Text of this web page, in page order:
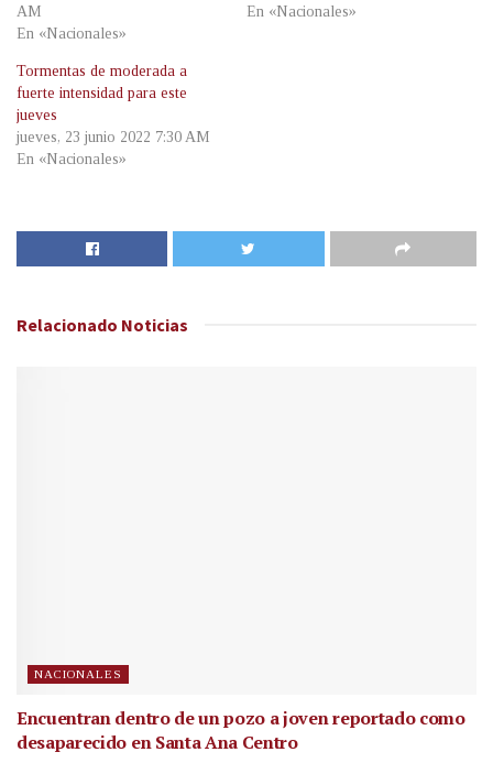
AM
En «Nacionales»
En «Nacionales»
Tormentas de moderada a
fuerte intensidad para este
jueves
jueves, 23 junio 2022 7:30 AM
En «Nacionales»
Relacionado Noticias
NACIONALES
Encuentran dentro de un pozo a joven reportado como
desaparecido en Santa Ana Centro